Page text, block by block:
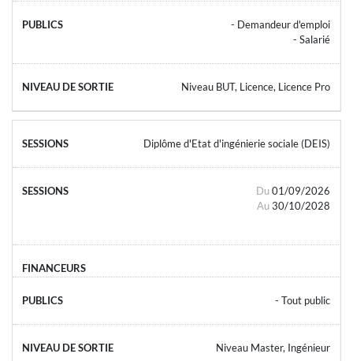
- Demandeur d'emploi
- Salarié
Niveau BUT, Licence, Licence Pro
Diplôme d'Etat d'ingénierie sociale (DEIS)
Du 01/09/2026
Au 30/10/2028
- Tout public
Niveau Master, Ingénieur